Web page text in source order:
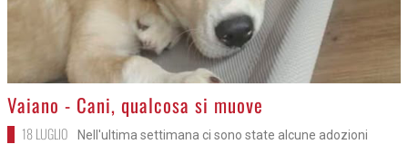
>
Vaiano - Cani, qualcosa si muove
18 LUGLIO Nell'ultima settimana ci sono state alcune adozioni